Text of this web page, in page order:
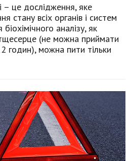
– це дослідження, яке
стану всіх органів і систем
аналізу, як
(не можна приймати
годин), можна пити тільки